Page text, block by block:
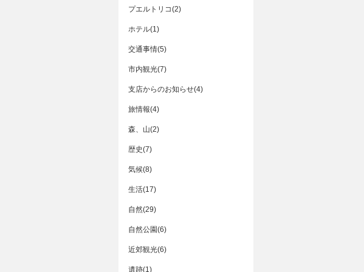
プエルトリコ(2)
ホテル(1)
交通事情(5)
市内観光(7)
支店からのお知らせ(4)
旅情報(4)
森、山(2)
歴史(7)
気候(8)
生活(17)
自然(29)
自然公園(6)
近郊観光(6)
遺跡(1)